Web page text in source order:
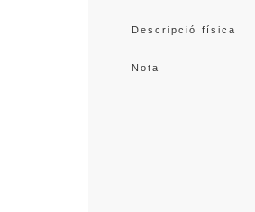
Descripció física
Nota